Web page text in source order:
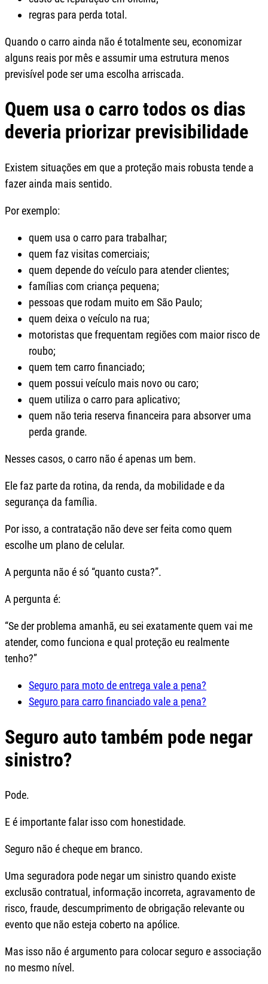
regras para perda total.
Quando o carro ainda não é totalmente seu, economizar
alguns reais por mês e assumir uma estrutura menos
previsível pode ser uma escolha arriscada.
Quem usa o carro todos os dias
deveria priorizar previsibilidade
Existem situações em que a proteção mais robusta tende a
fazer ainda mais sentido.
Por exemplo:
quem usa o carro para trabalhar;
quem faz visitas comerciais;
quem depende do veículo para atender clientes;
famílias com criança pequena;
pessoas que rodam muito em São Paulo;
quem deixa o veículo na rua;
motoristas que frequentam regiões com maior risco de
roubo;
quem tem carro financiado;
quem possui veículo mais novo ou caro;
quem utiliza o carro para aplicativo;
quem não teria reserva financeira para absorver uma
perda grande.
Nesses casos, o carro não é apenas um bem.
Ele faz parte da rotina, da renda, da mobilidade e da
segurança da família.
Por isso, a contratação não deve ser feita como quem
escolhe um plano de celular.
A pergunta não é só “quanto custa?”.
A pergunta é:
“Se der problema amanhã, eu sei exatamente quem vai me
atender, como funciona e qual proteção eu realmente
tenho?”
Seguro para moto de entrega vale a pena?
Seguro para carro financiado vale a pena?
Seguro auto também pode negar
sinistro?
Pode.
E é importante falar isso com honestidade.
Seguro não é cheque em branco.
Uma seguradora pode negar um sinistro quando existe
exclusão contratual, informação incorreta, agravamento de
risco, fraude, descumprimento de obrigação relevante ou
evento que não esteja coberto na apólice.
Mas isso não é argumento para colocar seguro e associação
no mesmo nível.